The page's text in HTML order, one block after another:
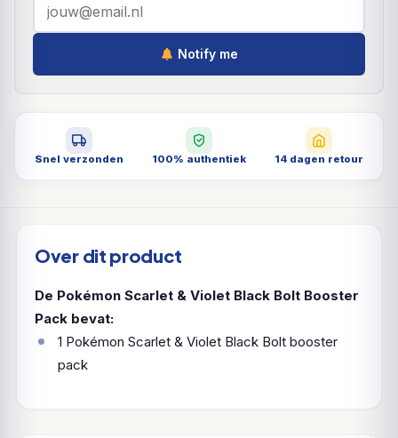
Notify me
Snel verzonden 100% authentiek 14 dagen retour
Over dit product
De Pokémon Scarlet & Violet Black Bolt Booster
Pack bevat:
1 Pokémon Scarlet & Violet Black Bolt booster
pack